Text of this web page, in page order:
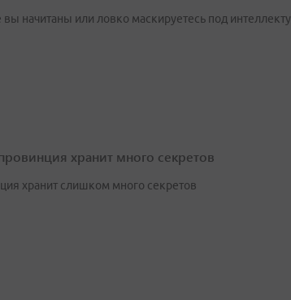
начитаны или ловко маскируетесь под
хранит много секретов
хранит слишком много секретов